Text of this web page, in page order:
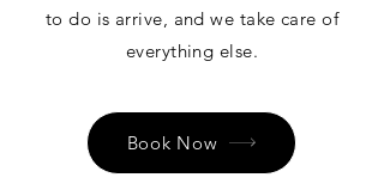
to do is arrive, and we take care of
everything else.
Book Now